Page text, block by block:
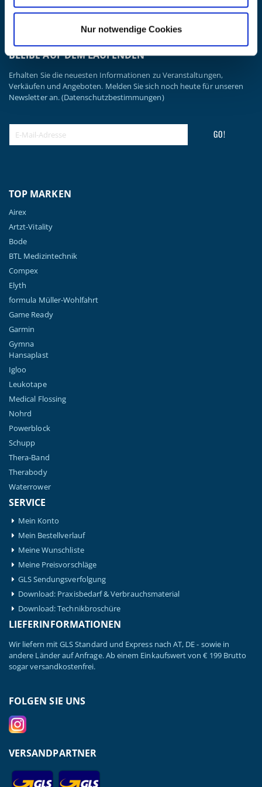
Nur notwendige Cookies
Datenschutzerklärung
Widerrufsbelehrung
BLEIBE AUF DEM LAUFENDEN
Erhalten Sie die neuesten Informationen zu Veranstaltungen,
Verkäufen und Angeboten. Melden Sie sich noch heute für unseren
Newsletter an.(Datenschutzbestimmungen)
GO!
TOP MARKEN
Airex
Artzt-Vitality
Bode
BTL Medizintechnik
Compex
Elyth
formula Müller-Wohlfahrt
Game Ready
Garmin
Gymna
Hansaplast
Igloo
Leukotape
Medical Flossing
Nohrd
Powerblock
Schupp
Thera-Band
Therabody
Waterrower
SERVICE
Mein Konto
Mein Bestellverlauf
Meine Wunschliste
Meine Preisvorschläge
GLS Sendungsverfolgung
Download: Praxisbedarf & Verbrauchsmaterial
Download: Technikbroschüre
LIEFERINFORMATIONEN
Wir liefern mit GLS Standard und Express nach AT, DE - sowie in
andere Länder auf Anfrage. Ab einem Einkaufswert von € 199 Brutto
sogar versandkostenfrei.
FOLGEN SIE UNS
VERSANDPARTNER